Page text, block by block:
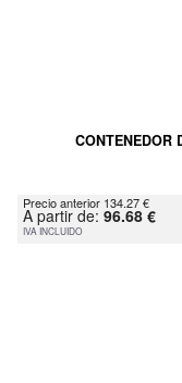
CONTENEDOR
Precio anterior 134.27 €
A partir de: 96.68 €
IVA INCLUIDO